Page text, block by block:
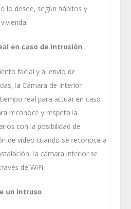
lo desee, según hábitos y
en caso de intrusión
facial y al envío de
la Cámara de Interior
real para actuar en caso
reconoce y respeta la
con la posibilidad de
de vídeo cuando se reconoce a
la cámara interior se
de WiFi.
un intruso